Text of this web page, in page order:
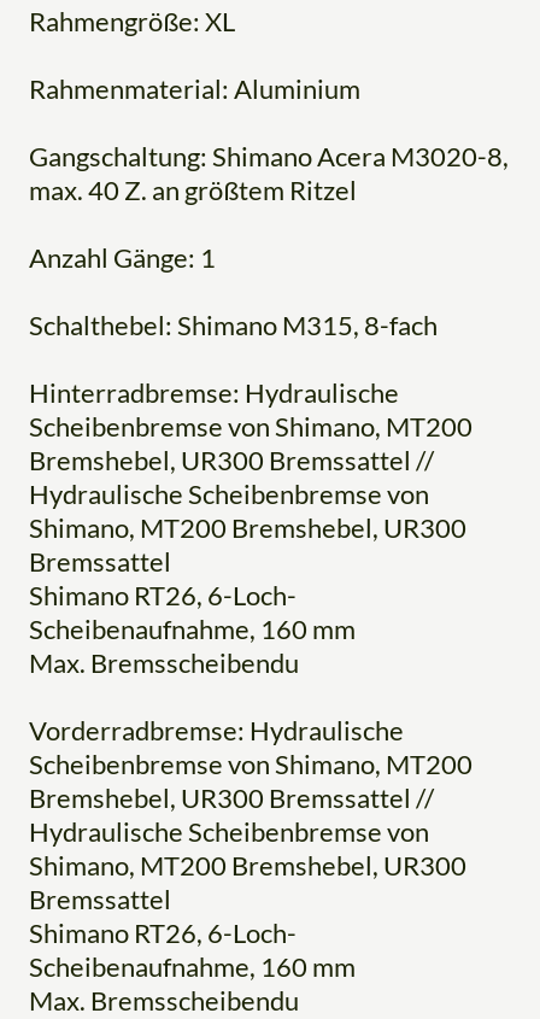
Rahmengröße: XL
Rahmenmaterial: Aluminium
Gangschaltung: Shimano Acera M3020-8,
max. 40 Z. an größtem Ritzel
Anzahl Gänge: 1
Schalthebel: Shimano M315, 8-fach
Hinterradbremse: Hydraulische
Scheibenbremse von Shimano, MT200
Bremshebel, UR300 Bremssattel //
Hydraulische Scheibenbremse von
Shimano, MT200 Bremshebel, UR300
Bremssattel
Shimano RT26, 6-Loch-
Scheibenaufnahme, 160 mm
Max. Bremsscheibendu
Vorderradbremse: Hydraulische
Scheibenbremse von Shimano, MT200
Bremshebel, UR300 Bremssattel //
Hydraulische Scheibenbremse von
Shimano, MT200 Bremshebel, UR300
Bremssattel
Shimano RT26, 6-Loch-
Scheibenaufnahme, 160 mm
Max. Bremsscheibendu